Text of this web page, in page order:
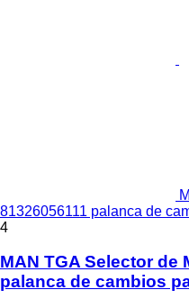
81326056111 palanca de
4
MAN TGA Selector de
palanca de cambios